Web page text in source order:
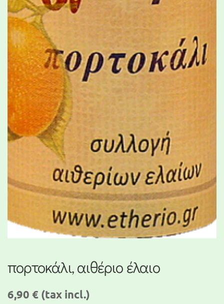
πορτοκάλι, αιθέριο έλαιο
6,90 € (tax incl.)